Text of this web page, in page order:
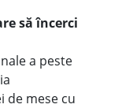
să încerci
a peste
de mese cu